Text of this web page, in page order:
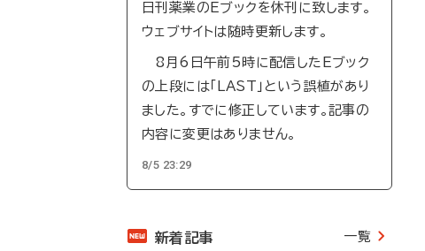
日刊薬業のEブックを休刊に致します。
ウェブサイトは随時更新します。
8月6日午前5時に配信したEブック
の上段には「LAST」という誤植があり
ました。すでに修正しています。記事の
内容に変更はありません。
8/5 23:29
新着記事 一覧